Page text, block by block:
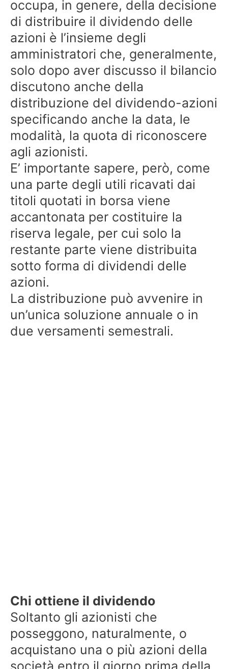
occupa, in genere, della decisione
di distribuire il dividendo delle
azioni è l’insieme degli
amministratori che, generalmente,
solo dopo aver discusso il bilancio
discutono anche della
distribuzione del dividendo-azioni
specificando anche la data, le
modalità, la quota di riconoscere
agli azionisti.
E’ importante sapere, però, come
una parte degli utili ricavati dai
titoli quotati in borsa viene
accantonata per costituire la
riserva legale, per cui solo la
restante parte viene distribuita
sotto forma di dividendi delle
azioni.
La distribuzione può avvenire in
un’unica soluzione annuale o in
due versamenti semestrali.
Chi ottiene il dividendo
Soltanto gli azionisti che
posseggono, naturalmente, o
acquistano una o più azioni della
società entro il giorno prima della